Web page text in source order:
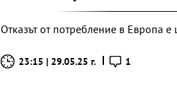
Отказът от потребление в Европа
23:15 | 29.05.25 г. 1